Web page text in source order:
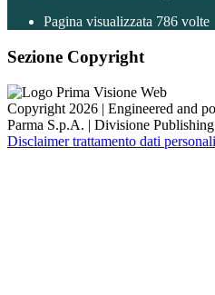
Pagina visualizzata 786 volte
Sezione Copyright
Copyright 2026 | Engineered and
Parma S.p.A. | Divisione
Disclaimer trattamento dati personali